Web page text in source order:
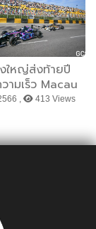
ใหญ่ส่งท้ายปี
ามเร็ว Macau
ครั้งที่ 70 จัด
19 พ.ย.นี้
, 413 Views